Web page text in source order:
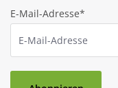
E-Mail-Adresse*